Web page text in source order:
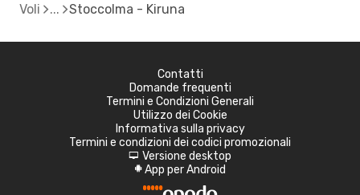
Voli Stoccolma - Kiruna
Contatti
Domande frequenti
Termini e Condizioni Generali
Utilizzo dei Cookie
Informativa sulla privacy
Termini e condizioni dei codici promozionali
d Versione desktop
A App per Android